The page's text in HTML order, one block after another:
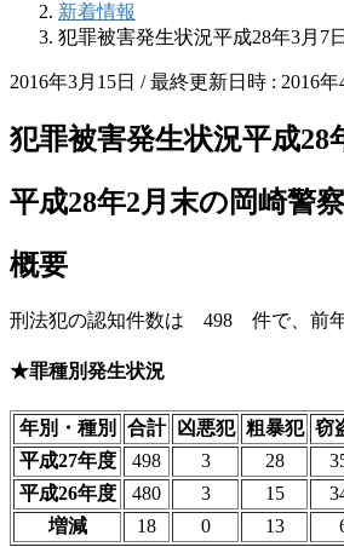
新着情報
犯罪被害発生状況平成28年3月7日
2016年3月15日 / 最終更新日時 : 2016年
犯罪被害発生状況平成28
平成28年2月末の岡崎警
概要
刑法犯の認知件数は 498 件で、前
★罪種別発生状況
年別・種別 合計 凶悪犯 粗暴犯 窃
平成27年度
498 3 28
平成26年度
480 3 15
増減
18 0 13